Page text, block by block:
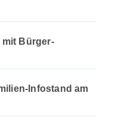
mit Bürger-
Infostand am